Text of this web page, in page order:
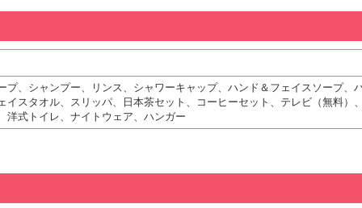
プ、シャンプー、リンス、シャワーキャップ、ハンド＆フェイスソープ
イスタオル、スリッパ、日本茶セット、コーヒーセット、テレビ（無料
洋式トイレ、ナイトウェア、ハンガー